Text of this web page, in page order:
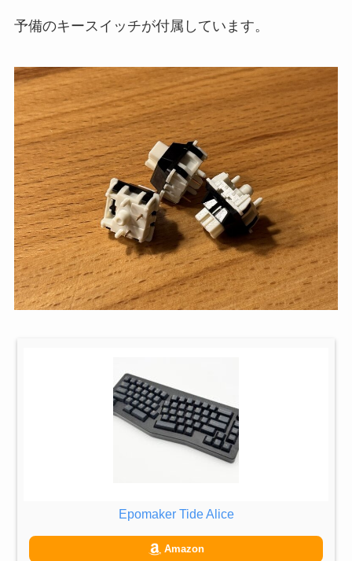
予備のキースイッチが付属しています。
Epomaker Tide Alice
Amazon